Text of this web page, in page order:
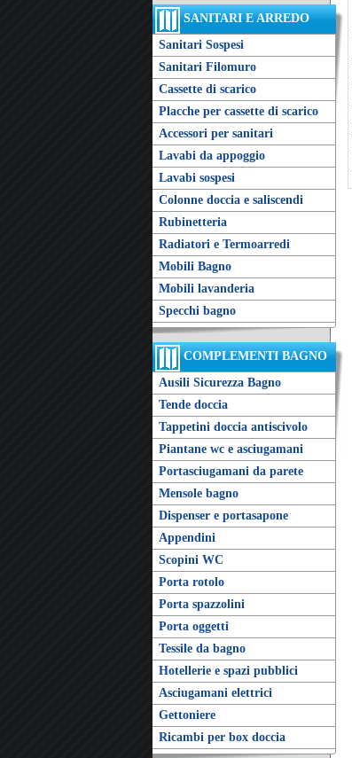
SANITARI E ARREDO
Sanitari Sospesi
Sanitari Filomuro
Cassette di scarico
Placche per cassette di scarico
Accessori per sanitari
Lavabi da appoggio
Lavabi sospesi
Colonne doccia e saliscendi
Rubinetteria
Radiatori e Termoarredi
Mobili Bagno
Mobili lavanderia
Specchi bagno
COMPLEMENTI BAGNO
Ausili Sicurezza Bagno
Tende doccia
Tappetini doccia antiscivolo
Piantane wc e asciugamani
Portasciugamani da parete
Mensole bagno
Dispenser e portasapone
Appendini
Scopini WC
Porta rotolo
Porta spazzolini
Porta oggetti
Tessile da bagno
Hotellerie e spazi pubblici
Asciugamani elettrici
Gettoniere
Ricambi per box doccia